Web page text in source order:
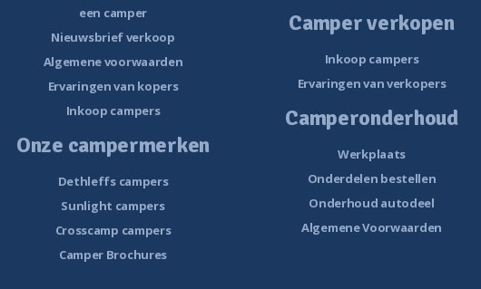
een camper
Nieuwsbrief verkoop
Algemene voorwaarden
Ervaringen van kopers
Inkoop campers
Onze campermerken
Dethleffs campers
Sunlight campers
Crosscamp campers
Camper Brochures
Camper verkopen
Inkoop campers
Ervaringen van verkopers
Camperonderhoud
Werkplaats
Onderdelen bestellen
Onderhoud autodeel
Algemene Voorwaarden